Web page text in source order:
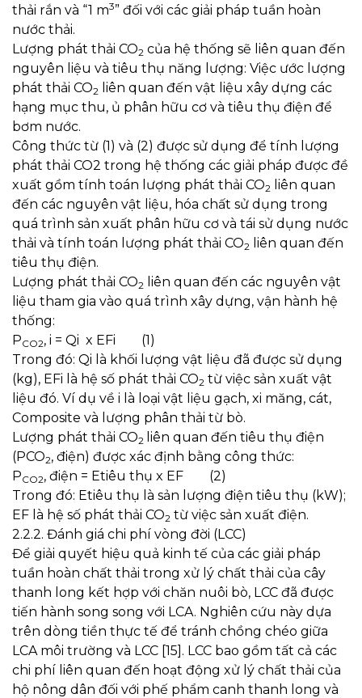
thải rắn và “1 m3” đối với các giải pháp tuần hoàn
nước thải.
Lượng phát thải CO2 của hệ thống sẽ liên quan đến
nguyên liệu và tiêu thụ năng lượng: Việc ước lượng
phát thải CO2 liên quan đến vật liệu xây dựng các
hạng mục thu, ủ phân hữu cơ và tiêu thụ điện để
bơm nước.
Công thức từ (1) và (2) được sử dụng để tính lượng
phát thải CO2 trong hệ thống các giải pháp được đề
xuất gồm tính toán lượng phát thải CO2 liên quan
đến các nguyên vật liệu, hóa chất sử dụng trong
quá trình sản xuất phân hữu cơ và tái sử dụng nước
thải và tính toán lượng phát thải CO2 liên quan đến
tiêu thụ điện.
Lượng phát thải CO2 liên quan đến các nguyên vật
liệu tham gia vào quá trình xây dựng, vận hành hệ
thống:
PCO2, i = Qi x EFi (1)
Trong đó: Qi là khối lượng vật liệu đã được sử dụng
(kg), EFi là hệ số phát thải CO2 từ việc sản xuất vật
liệu đó. Ví dụ về i là loại vật liệu gạch, xi măng, cát,
Composite và lượng phân thải từ bò.
Lượng phát thải CO2 liên quan đến tiêu thụ điện
(PCO2, điện) được xác định bằng công thức:
PCO2, điện = Etiêu thụ x EF (2)
Trong đó: Etiêu thụ là sản lượng điện tiêu thụ (kW);
EF là hệ số phát thải CO2 từ việc sản xuất điện.
2.2.2. Đánh giá chi phí vòng đời (LCC)
Để giải quyết hiệu quả kinh tế của các giải pháp
tuần hoàn chất thải trong xử lý chất thải của cây
thanh long kết hợp với chăn nuôi bò, LCC đã được
tiến hành song song với LCA. Nghiên cứu này dựa
trên dòng tiền thực tế để tránh chồng chéo giữa
LCA môi trường và LCC [15]. LCC bao gồm tất cả các
chi phí liên quan đến hoạt động xử lý chất thải của
hộ nông dân đối với phế phẩm canh thanh long và